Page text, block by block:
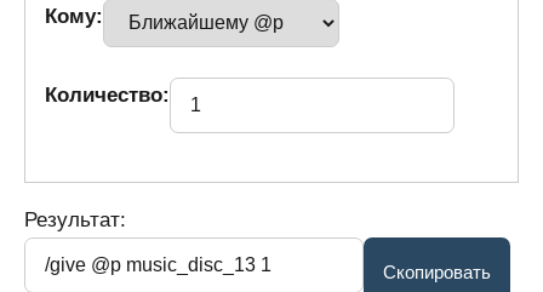
Кому:
Количество:
Результат: